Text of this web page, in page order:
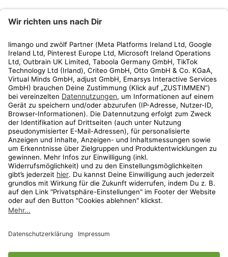
Kundenservice
Shop
Aktionen
Travel